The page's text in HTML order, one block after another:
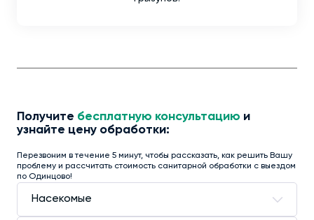
Получите бесплатную консультацию и
узнайте цену обработки:
Перезвоним в течение 5 минут, чтобы рассказать, как решить Вашу
проблему и рассчитать стоимость санитарной обработки с выездом
по Одинцово!